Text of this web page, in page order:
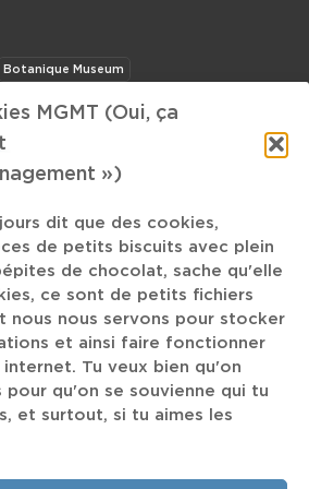
MGMT (Oui, ça
»)
dit que des cookies,
de petits biscuits avec plein
de chocolat, sache qu'elle
ce sont de petits fichiers
nous nous servons pour stocker
et ainsi faire fonctionner
Tu veux bien qu'on
qu'on se souvienne qui tu
et surtout, si tu aimes les
Botanique Museum
New
Kenny Beats Agenda
Run The Jewelz
Harry Styles experience
Goat Rick Antonais
Hotel TV Cheat Codes